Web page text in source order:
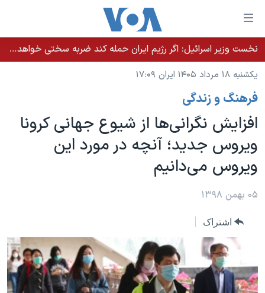
لینکهای
قابل
دسترسی
جهش
محتوای
اصلی
جهش
به
صفحه
جهش
خانه
نسخه سبک وب‌سایت
موضوع ها
ایران
آمریکا
جهان
ورزشی
ویدیوها
فرهنگ و زندگی
برنامه های تلویزیونی
جدول برنامه ها
صفحه‌های ویژه
جام جهانی ۲۰۲۶
بایگانی برنامه‌های تلویزیونی
مستندها
فرکانس‌های صدای آمریکا
پخش رادیویی
یادگیری زبان انگلیسی
دنبال کنید
نخست وزیر اسرائيل: اگر رژیم ایران حمله کند ضربه سختی خواهد خورد
یکشنبه ۱۸ مرداد ۱۴۰۵ ایران ۱۷:۰۹
فرهنگ و زندگی
افزایش نگرانی‌ها از شیوع جهانی کرونا
ویروس جدید؛ آنچه در مورد این
ویروس می‌دانیم
۰۵ بهمن ۱۳۹۸
اشتراک